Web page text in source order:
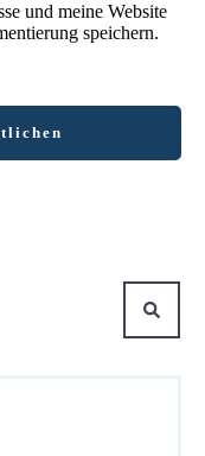
und meine Website
speichern.